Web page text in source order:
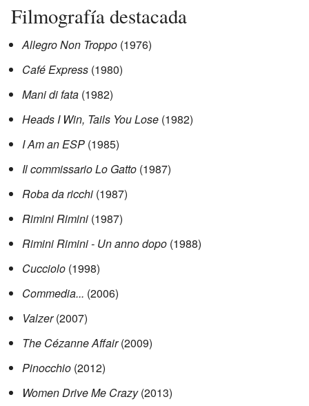
Filmografía destacada
Allegro Non Troppo (1976)
Café Express (1980)
Mani di fata (1982)
Heads I Win, Tails You Lose (1982)
I Am an ESP (1985)
Il commissario Lo Gatto (1987)
Roba da ricchi (1987)
Rimini Rimini (1987)
Rimini Rimini - Un anno dopo (1988)
Cucciolo (1998)
Commedia... (2006)
Valzer(2007)
The Cézanne Affair(2009)
Pinocchio (2012)
Women Drive Me Crazy(2013)